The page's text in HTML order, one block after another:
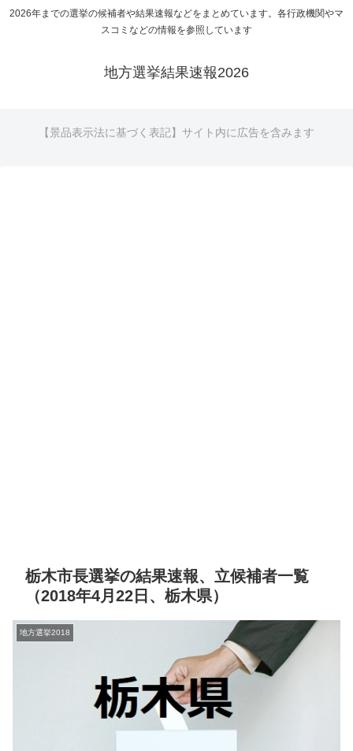
2026年までの選挙の候補者や結果速報などをまとめています。各行政機関やマ
スコミなどの情報を参照しています
地方選挙結果速報2026
【景品表示法に基づく表記】サイト内に広告を含みます
栃木市長選挙の結果速報、立候補者一覧
（2018年4月22日、栃木県）
地方選挙2018